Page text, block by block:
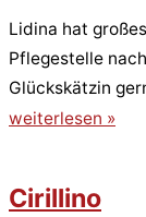
Lidina hat
Pflegestelle
Glückskätzin
weiterlesen »
Cirillino